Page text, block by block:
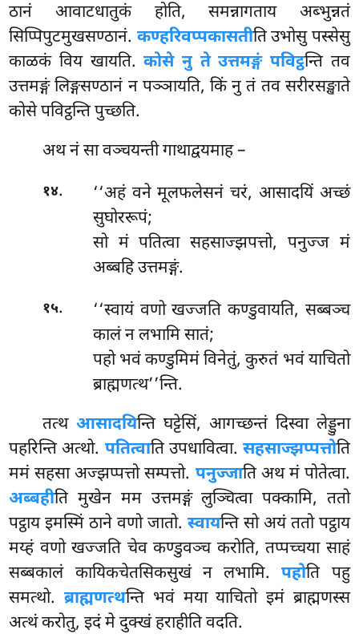
ठानं आवाटधातुकं होति, समन्नागताय अब्भुन्नतं
सिप्पिपुटमुखसण्ठानं. कण्हरिवप्पकासतीति उभोसु पस्सेसु
काळकं विय खायति.कोसे नु ते उत्तमङ्गं पविट्ठन्ति तव
उत्तमङ्गं लिङ्गसण्ठानं न पञ्ञायति, किं नु तं तव सरीरसङ्खाते
कोसे पविट्ठन्ति पुच्छति.
अथ नं सा वञ्चयन्ती गाथाद्वयमाह –
१४.
‘‘अहं वने मूलफलेसनं चरं, आसादयिं अच्छं
सुघोररूपं;
सो मं पतित्वा सहसाज्झपत्तो, पनुज्ज मं
अब्बहि उत्तमङ्गं.
१५. ‘‘स्वायं वणो खज्जति कण्डुवायति, सब्बञ्च
कालं न लभामि सातं;
पहो भवं कण्डुमिमं विनेतुं, कुरुतं भवं याचितो
ब्राह्मणत्थ’’न्ति.
तत्थ आसादयिन्ति घट्टेसिं, आगच्छन्तं दिस्वा लेड्डुना
पहरिन्ति अत्थो. पतित्वाति उपधावित्वा. सहसाज्झप्पत्तोति
ममं सहसा अज्झप्पत्तो सम्पत्तो. पनुज्जाति अथ मं पोतेत्वा.
अब्बहीति मुखेन मम उत्तमङ्गं लुञ्चित्वा पक्कामि, ततो
पट्ठाय इमस्मिं ठाने वणो जातो. स्वायन्ति सो अयं ततो पट्ठाय
मय्हं वणो खज्जति चेव कण्डुवञ्च करोति, तप्पच्चया साहं
सब्बकालं कायिकचेतसिकसुखं न लभामि.पहोति पहु
समत्थो. ब्राह्मणत्थन्ति भवं मया याचितो इमं ब्राह्मणस्स
अत्थं करोतु, इदं मे दुक्खं हराहीति वदति.